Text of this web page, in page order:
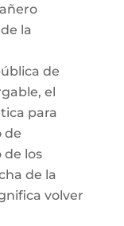
la
de
el
para
de
los
de la
volver